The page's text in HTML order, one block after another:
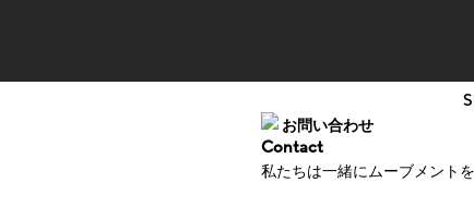
お問い合わせ
Contact
私たちは一緒にムーブメント